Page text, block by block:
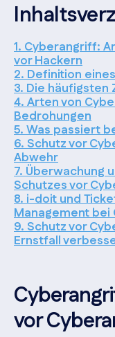
1. Cyberangriff:
vor Hackern
2. Definition
3. Die
4. Arten von
Bedrohungen
5. Was passiert
6. Schutz vor
Abwehr
7. Überwachung
Schutzes vor
8. i-doit und
Management
9. Schutz vor
Ernstfall
vor